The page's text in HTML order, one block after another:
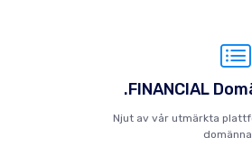
.FINANCIAL
Njut av vår utmärkta